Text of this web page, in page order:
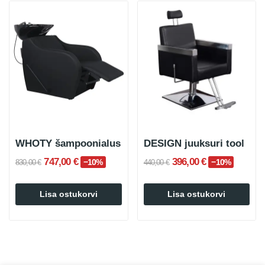
WHOTY šampoonialus
830,00 € 747,00 € −10%
Lisa ostukorvi
DESIGN juuksuri tool
440,00 € 396,00 € −10%
Lisa ostukorvi